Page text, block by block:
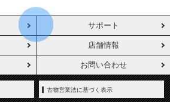
サポート
店舗情報
お問い合わせ
古物営業法に基づく表示